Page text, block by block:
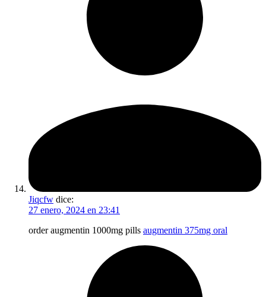
Jiqcfw dice:
27 enero, 2024 en 23:41
order augmentin 1000mg pills augmentin 375mg oral